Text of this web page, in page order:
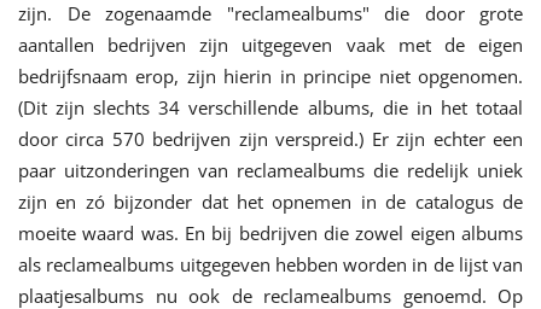
zijn. De zogenaamde "reclamealbums" die door grote
aantallen bedrijven zijn uitgegeven vaak met de eigen
bedrijfsnaam erop, zijn hierin in principe niet opgenomen.
(Dit zijn slechts 34 verschillende albums, die in het totaal
door circa 570 bedrijven zijn verspreid.) Er zijn echter een
paar uitzonderingen van reclamealbums die redelijk uniek
zijn en zó bijzonder dat het opnemen in de catalogus de
moeite waard was. En bij bedrijven die zowel eigen albums
als reclamealbums uitgegeven hebben worden in de lijst van
plaatjesalbums nu ook de reclamealbums genoemd. Op